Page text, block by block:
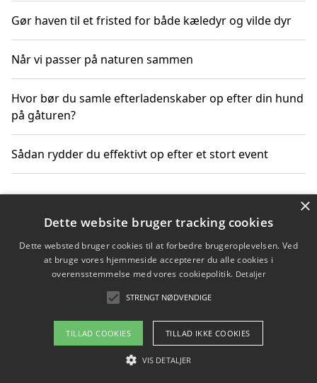
Gør haven til et fristed for både kæledyr og vilde dyr
Når vi passer på naturen sammen
Hvor bør du samle efterladenskaber op efter din hund
på gåturen?
Sådan rydder du effektivt op efter et stort event
Copyright 2026 - Pilanto Aps
Om / kontakt
Blog Betingelser
×
Dette website bruger tracking cookies
Dette websted bruger cookies til at forbedre brugeroplevelsen. Ved
at bruge vores hjemmeside accepterer du alle cookies i
overensstemmelse med vores cookiepolitik. Detaljer
STRENGT NØDVENDIGE
TILLAD COOKIES TILLAD IKKE COOKIES
VIS DETALJER